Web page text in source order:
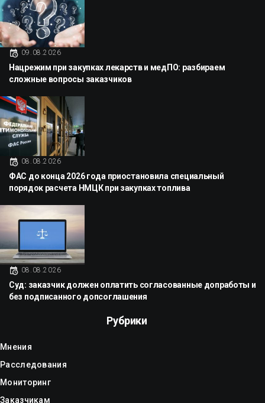
09.08.2026
Нацрежим при закупках лекарств и медПО: разбираем
сложные вопросы заказчиков
08.08.2026
ФАС до конца 2026 года приостановила специальный
порядок расчета НМЦК при закупках топлива
08.08.2026
Суд: заказчик должен оплатить согласованные допработы и
без подписанного допсоглашения
Рубрики
Мнения
Расследования
Мониторинг
Заказчикам